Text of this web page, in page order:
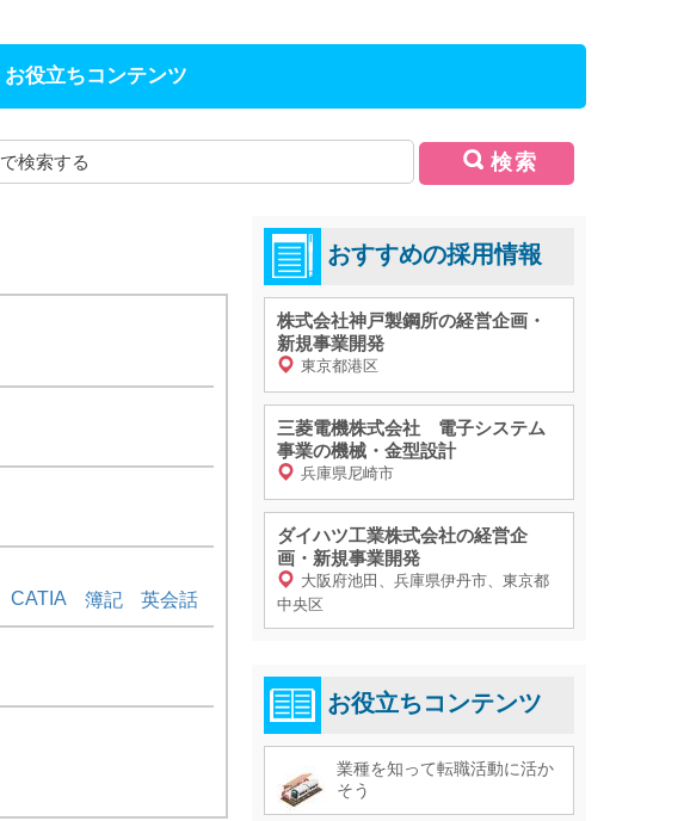
お役立ちコンテンツ
検索
CATIA 簿記 英会話
おすすめの採用情報
株式会社神戸製鋼所の経営企画・
新規事業開発
東京都港区
三菱電機株式会社 電子システム
事業の機械・金型設計
兵庫県尼崎市
ダイハツ工業株式会社の経営企
画・新規事業開発
大阪府池田、兵庫県伊丹市、東京都
中央区
お役立ちコンテンツ
業種を知って転職活動に活か
そう